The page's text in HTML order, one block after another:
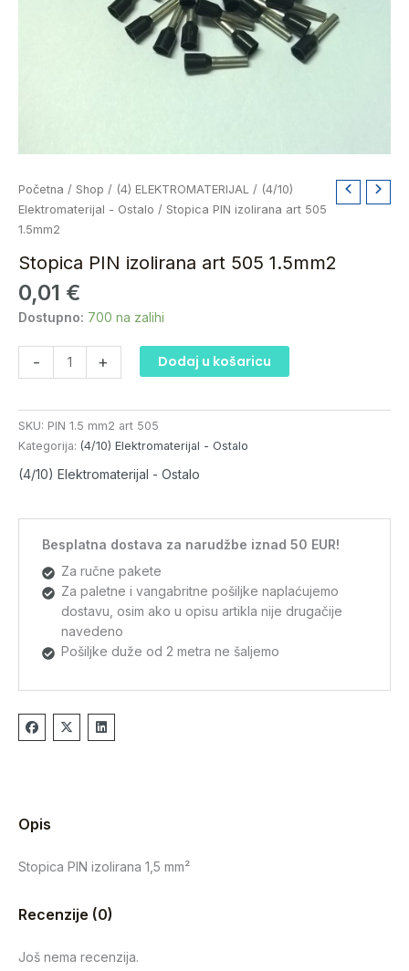
Početna / Shop / (4) ELEKTROMATERIJAL / (4/10)
Elektromaterijal - Ostalo / Stopica PIN izolirana art 505
1.5mm2
Stopica PIN izolirana art 505 1.5mm2
0,01 €
Dostupno: 700 na zalihi
-
Stopica
PIN
izolirana
505
1.5mm2
količina
+ Dodaj u košaricu
SKU: PIN 1.5 mm2 art 505
Kategorija: (4/10) Elektromaterijal - Ostalo
(4/10) Elektromaterijal - Ostalo
Besplatna dostava za narudžbe iznad 50 EUR!
Za ručne pakete
Za paletne i vangabritne pošiljke naplaćujemo
dostavu, osim ako u opisu artikla nije drugačije
navedeno
Pošiljke duže od 2 metra ne šaljemo
Opis
Stopica PIN izolirana 1,5 mm²
Recenzije (0)
Još nema recenzija.